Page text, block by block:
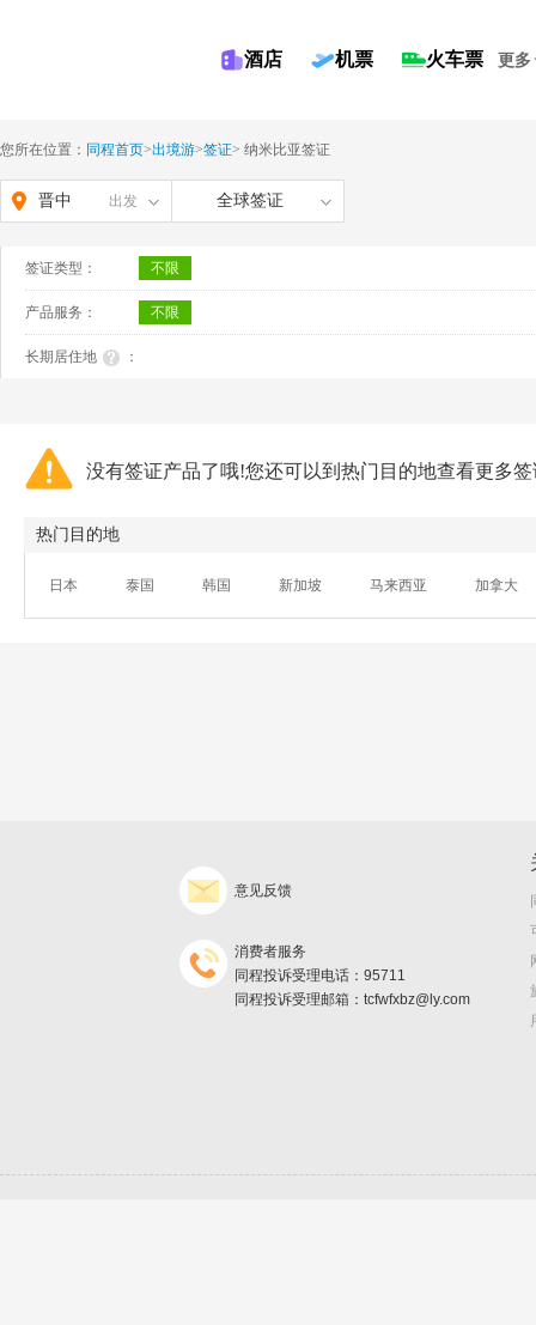
酒店 机票 火车票 更多
您所在位置： 同程首页>出境游>签证> 纳米比亚签证
晋中 出发 全球签证
签证类型： 不限
产品服务： 不限
长期居住地 ：
没有签证产品了哦!您还可以到热门目的地查看更多
热门目的地
日本 泰国 韩国 新加坡 马来西亚 加拿大
意见反馈
消费者服务
同程投诉受理电话：95711
同程投诉受理邮箱：tcfwfxbz@ly.com